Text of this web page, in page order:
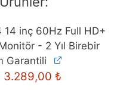
14 inç 60Hz Full HD+
- 2 Yıl Birebir
Garantili
3.289,00₺